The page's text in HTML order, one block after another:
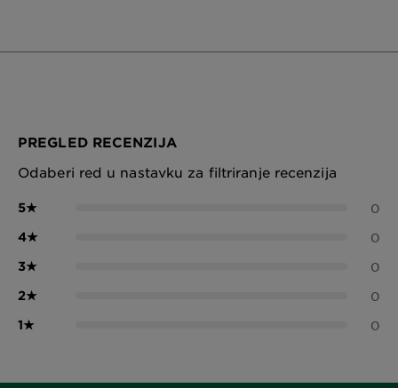
PREGLED RECENZIJA
Odaberi red u nastavku za filtriranje recenzija
5★ 0
4★ 0
3★ 0
2★ 0
1★ 0